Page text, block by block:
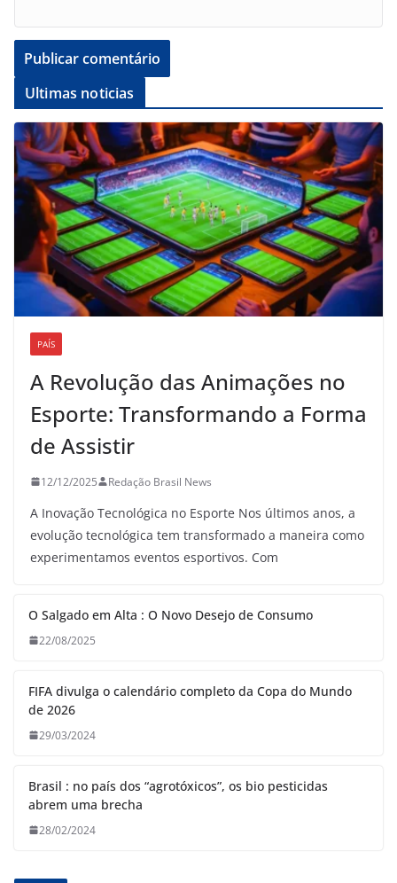
Ultimas noticias
PAÍS
A Revolução das Animações no
Esporte: Transformando a Forma
de Assistir
12/12/2025 Redação Brasil News
A Inovação Tecnológica no Esporte Nos últimos anos, a
evolução tecnológica tem transformado a maneira como
experimentamos eventos esportivos. Com
O Salgado em Alta : O Novo Desejo de Consumo
22/08/2025
FIFA divulga o calendário completo da Copa do Mundo
de 2026
29/03/2024
Brasil : no país dos “agrotóxicos”, os bio pesticidas
abrem uma brecha
28/02/2024